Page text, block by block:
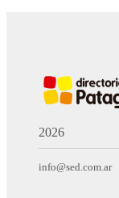
2026
info@sed.com.ar